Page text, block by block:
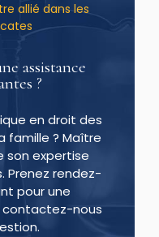
allié dans les
assistance
?
en droit des
famille ? Maître
son expertise
Prenez rendez-
pour une
nous